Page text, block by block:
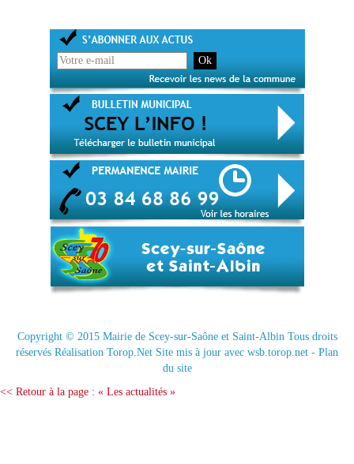
Copyright © 2015 Mairie de Scey-sur-Saône et Saint-AlbinTous droits
réservés Réalisation Torop.Net Site mis à jour avec wsb.torop.net - Plan
du site
<< Retour à la page : « Les actualités »